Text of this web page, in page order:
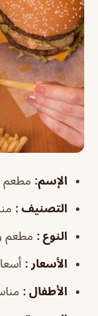
الإسم: مطعم
التصنيف :
النوع : مطعم
الأسعار :
الأطفال :